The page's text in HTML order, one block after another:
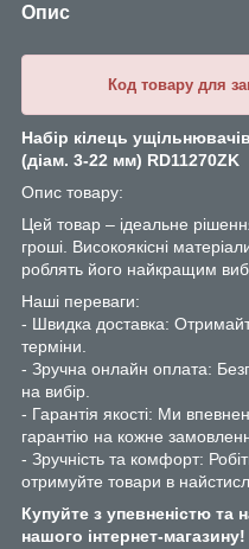
Опис
Код товару для
Набір кілець
(діам. 3-22 мм) RD11270ZK
Опис товару:
Цей товар – ідеальне
гроші. Високоякісні
роблять його найкращим
Наші переваги:
- Швидка доставка:
терміни.
- Зручна онлайн оплата:
на вибір.
- Гарантія якості: Ми
гарантію на кожне
- Зручність та комфорт:
отримуйте товари в
Купуйте з упевненістю та
нашого інтернет-магазину!